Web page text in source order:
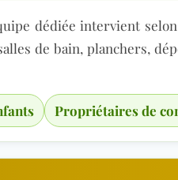
dédiée intervient
de bain, planchers,
Propriétaires de